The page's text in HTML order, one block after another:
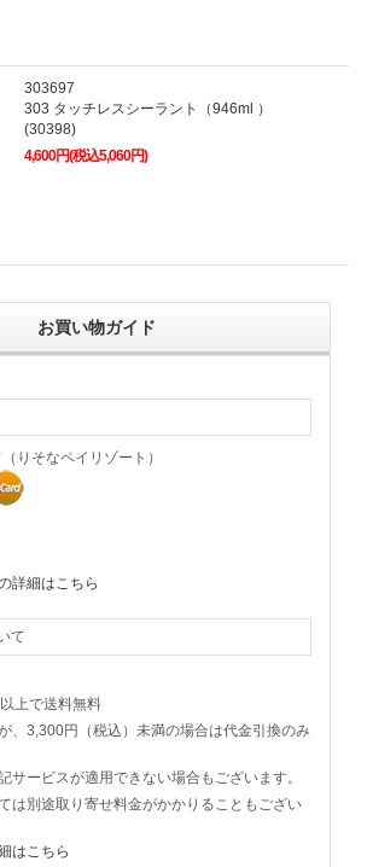
303697
303 タッチレスシーラント（946ml ）
(30398)
4,600円(税込5,060円)
お買い物ガイド
りそなペイリゾート）
詳細はこちら
て
上で送料無料
、3,300円（税込）未満の場合は代金引換のみ
サービスが適用できない場合もございます。
は別途取り寄せ料金がかかりることもござい
はこちら